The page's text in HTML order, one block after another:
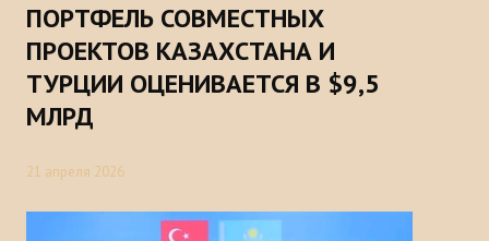
ГЛАВНАЯ
О НАС
ПОРТФЕЛЬ СОВМЕСТНЫХ
ПРОЕКТОВ КАЗАХСТАНА И
ТУРЦИИ ОЦЕНИВАЕТСЯ В $9,5
МЛРД
21 апреля 2026